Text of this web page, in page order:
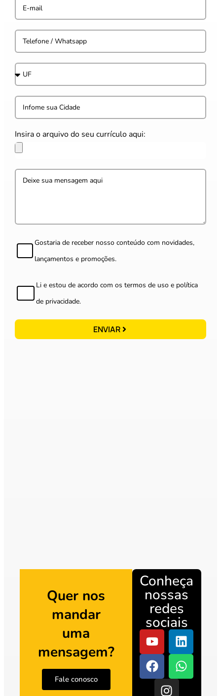
Insira o arquivo do seu currículo aqui:
Gostaria de receber nosso conteúdo com novidades,
lançamentos e promoções.
Li e estou de acordo com os termos de uso e política
de privacidade.
ENVIAR
Quer nos
mandar
uma
mensagem?
Fale conosco
Conheça
nossas
redes
sociais